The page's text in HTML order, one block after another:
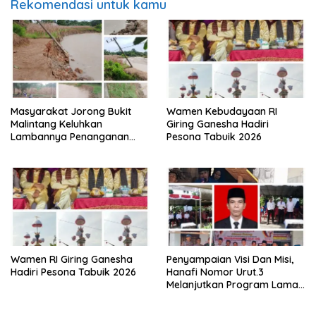
Rekomendasi untuk kamu
Masyarakat Jorong Bukit
Malintang Keluhkan
Lambannya Penanganan
Wamen Kebudayaan RI
Giring Ganesha Hadiri
Pesona Tabuik 2026
Wamen RI Giring Ganesha
Hadiri Pesona Tabuik 2026
Penyampaian Visi Dan Misi,
Hanafi Nomor Urut.3
Melanjutkan Program Lama